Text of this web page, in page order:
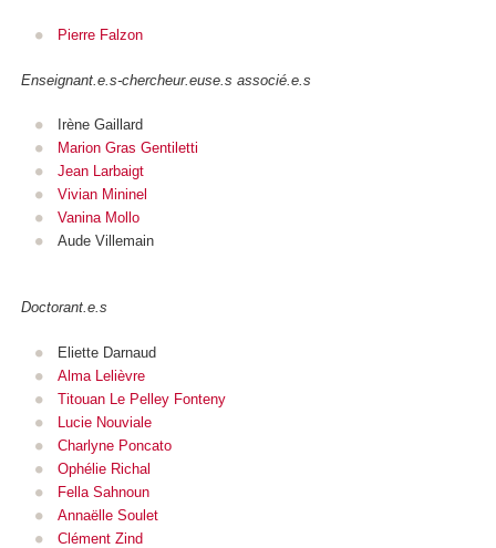
Pierre Falzon
Enseignant.e.s-chercheur.euse.s associé.e.s
Irène Gaillard
Marion Gras Gentiletti
Jean Larbaigt
Vivian Mininel
Vanina Mollo
Aude Villemain
Doctorant.e.s
Eliette Darnaud
Alma Lelièvre
Titouan Le Pelley Fonteny
Lucie Nouviale
Charlyne Poncato
Ophélie Richal
Fella Sahnoun
Annaëlle Soulet
Clément Zind